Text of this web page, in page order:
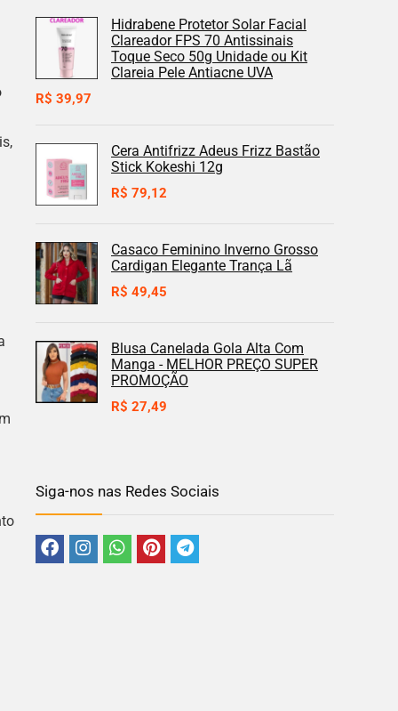
Hidrabene Protetor Solar Facial
Clareador FPS 70 Antissinais
Toque Seco 50g Unidade ou Kit
Clareia Pele Antiacne UVA
R$ 39,97
Cera Antifrizz Adeus Frizz Bastão
Stick Kokeshi 12g
R$ 79,12
Casaco Feminino Inverno Grosso
Cardigan Elegante Trança Lã
R$ 49,45
Blusa Canelada Gola Alta Com
Manga - MELHOR PREÇO SUPER
PROMOÇÃO
R$ 27,49
Siga-nos nas Redes Sociais